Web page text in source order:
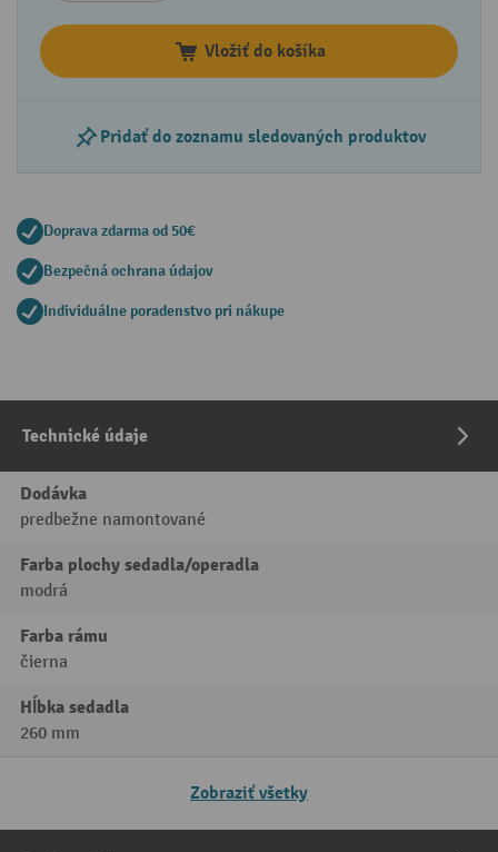
Vložiť do košíka
Pridať do zoznamu sledovaných produktov
Doprava zdarma od 50€
Bezpečná ochrana údajov
Individuálne poradenstvo pri nákupe
Technické údaje
Dodávka
predbežne namontované
Farba plochy sedadla/operadla
modrá
Farba rámu
čierna
Hĺbka sedadla
260 mm
Zobraziť všetky